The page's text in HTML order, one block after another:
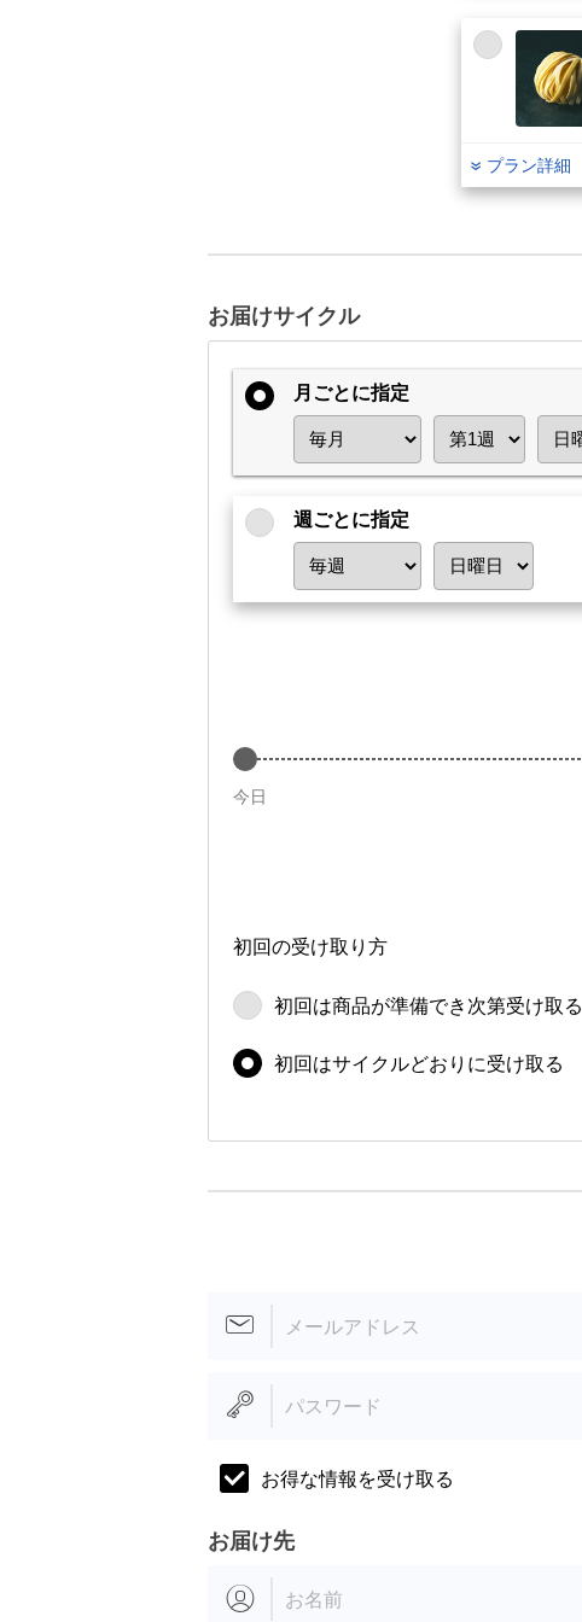
プラン詳細
お届けサイクル
月ごとに指定
週ごとに指定
今日
初回の受け取り方
初回は商品が準備でき次第受け取る
初回はサイクルどおりに受け取る
メールアドレス
パスワード
お得な情報を受け取る
お届け先
お名前